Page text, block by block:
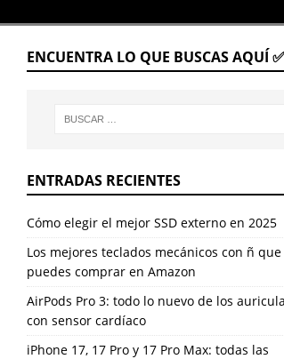
ENCUENTRA LO QUE BUSCAS AQUÍ ✅
ENTRADAS RECIENTES
Cómo elegir el mejor SSD externo en 2025
Los mejores teclados mecánicos con ñ que
puedes comprar en Amazon
AirPods Pro 3: todo lo nuevo de los
con sensor cardíaco
iPhone 17, 17 Pro y 17 Pro Max: todas las